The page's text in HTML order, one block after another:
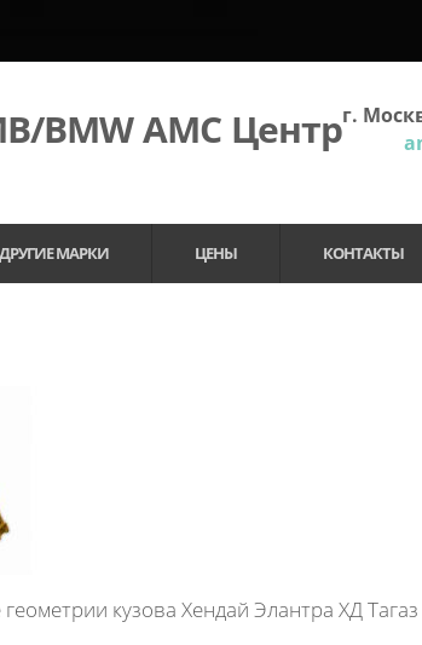
BMW АМС Центрг.
МАРКИ ЦЕНЫ КОНТАКТЫ
кузова Хендай Элантра ХД Тагаз